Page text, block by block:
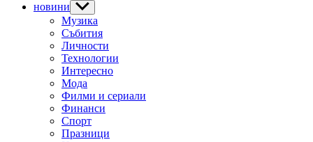
новини Show
sub
menu
Музика
Събития
Личности
Технологии
Интересно
Мода
Филми и сериали
Финанси
Спорт
Празници